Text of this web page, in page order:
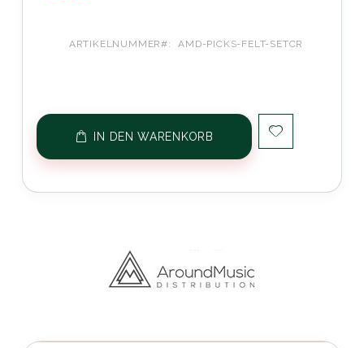
ARTIKELNUMMER AMD-PICKS-FELT-SETCR
IN DEN WARENKORB